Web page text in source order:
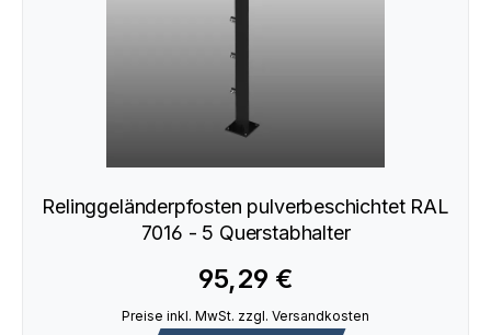
Relinggeländerpfosten pulverbeschichtet RAL
7016 - 5 Querstabhalter
95,29 €
Preise inkl. MwSt. zzgl. Versandkosten